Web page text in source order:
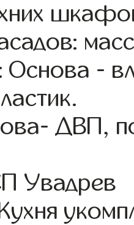
Основа -
ДВП,
Увадрев